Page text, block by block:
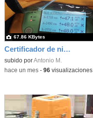
Certificador de niveles de señal de fibra óptica
Contenido educativo.
subido porAntonio M.
67.86 KBytes
-hace un mes- 96visualizaciones